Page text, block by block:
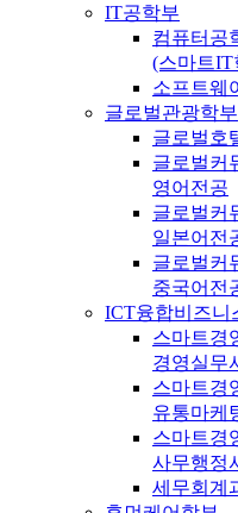
IT공학부
컴퓨터공
(스마트IT
소프트웨
글로벌관광학부
글로벌호
글로벌커
영어전공
글로벌커
일본어전
글로벌커
중국어전
ICT융합비즈니
스마트경
경영실무
스마트경
유통마케
스마트경
사무행정
세무회계